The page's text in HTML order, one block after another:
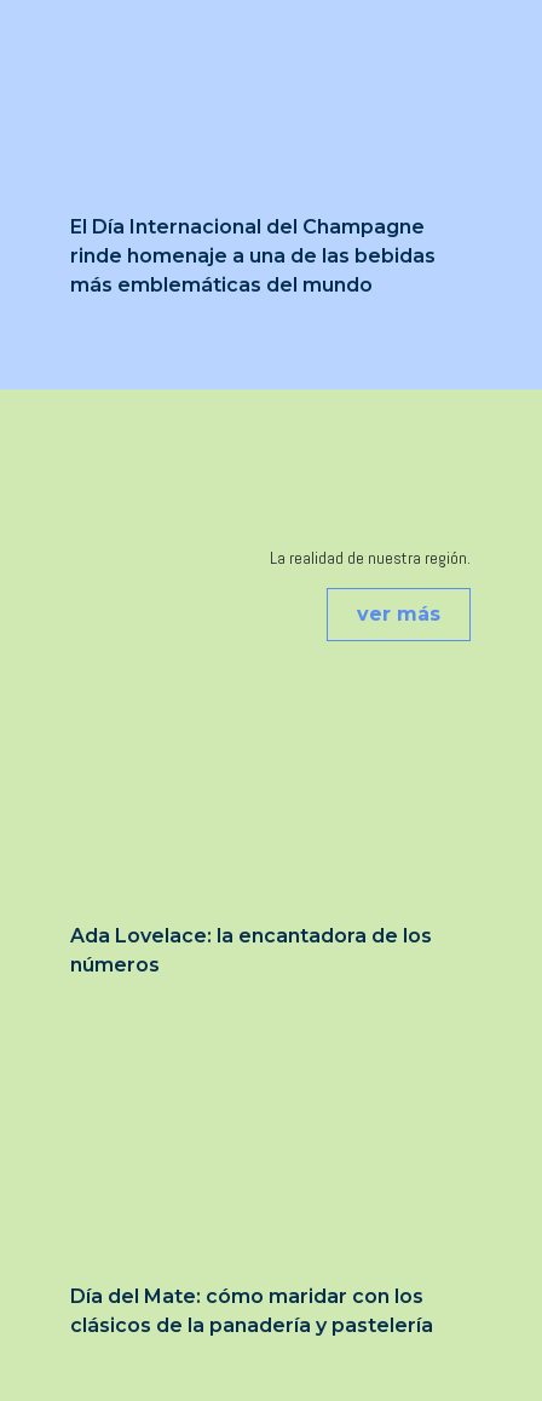
El Día Internacional del Champagne
rinde homenaje a una de las bebidas
más emblemáticas del mundo
La realidad de nuestra región.
ver más
Ada Lovelace: la encantadora de los
números
Día del Mate: cómo maridar con los
clásicos de la panadería y pastelería